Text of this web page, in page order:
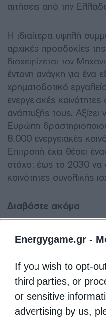
Energygame.gr -
If you wish to opt-
third parties, or
or sensitive
advertising by us,
αιτήσεις από την
Η ιδιαίτερα υψηλή
αρχικές προσδοκίες
διαχειρίζεται τον
έντονη ανάγκη για ένα
χρηματοδοτικό
ενεργειακές
ανάπτυξής τους. Αξίζει
Ευρώπη
8.000 ενεργειακές
Επιτροπή έχει θέσει
στόχο: έως το 2030 να
κοινότητες συνολικής
Διαβάστε ακόμα
Πάτησαν φρένο οι
Ξεκίνησε η
στο Αρκαλοχώρι